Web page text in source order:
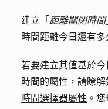
建立「 距離關閉時間
時間距離今日還有多
若要建立其值基於
時間的屬性，請瞭解
時間選擇器屬性 。